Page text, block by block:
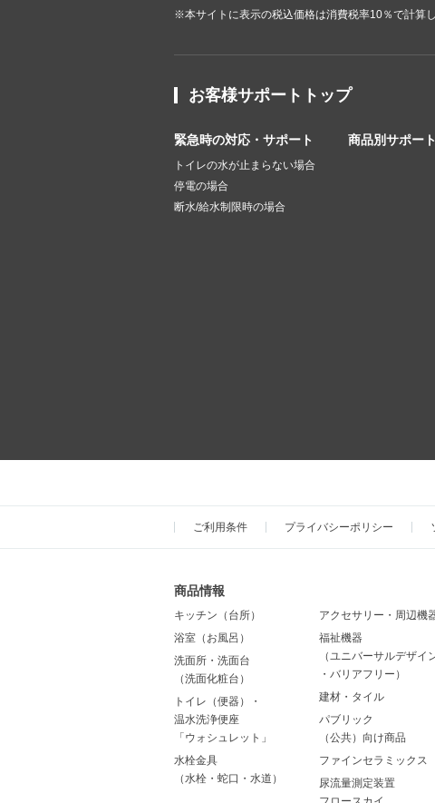
※本サイトに表示の税込価格は消費税率10％で計算
お客様サポートトップ
緊急時の対応・サポート
トイレの水が止まらない場合
停電の場合
断水/給水制限時の場合
商品別サポート
ご利用条件 プライバシーポリシー
商品情報
キッチン（台所）
浴室（お風呂）
洗面所・洗面台
（洗面化粧台）
トイレ（便器）・
温水洗浄便座
「ウォシュレット」
水栓金具
（水栓・蛇口・水道）
アクセサリー・周辺機
福祉機器
（ユニバーサルデザイ
・バリアフリー）
建材・タイル
パブリック
（公共）向け商品
ファインセラミックス
尿流量測定装置